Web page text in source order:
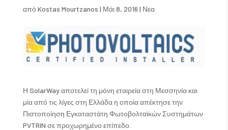
απόKostas Mourtzanos | Μάι 8, 2016 | Νεα
Η SolarWay αποτελεί τη μόνη εταιρεία στη Μεσσηνία και
μία από τις λίγες στη Ελλάδα η οποία απέκτησε την
Πιστοποίηση Εγκαταστάτη Φωτοβολταϊκών Συστημάτων
PVTRIN σε προχωρημένο επίπεδο.